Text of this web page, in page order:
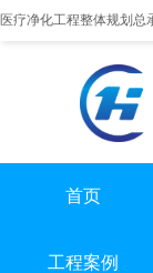
医疗净化工程整体规划总
提供实医疗净化
首页
工程案例